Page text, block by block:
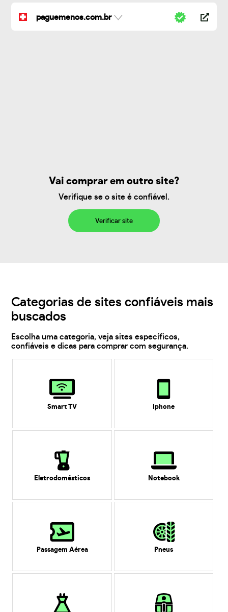
paguemenos.com.br
Vai comprar em outro site?
Verifique se o site é confiável.
Verificar site
Categorias de sites confiáveis mais
buscados
Escolha uma categoria, veja sites específicos,
confiáveis e dicas para comprar com segurança.
Smart TV Iphone
Eletrodomésticos Notebook
Passagem Aérea Pneus